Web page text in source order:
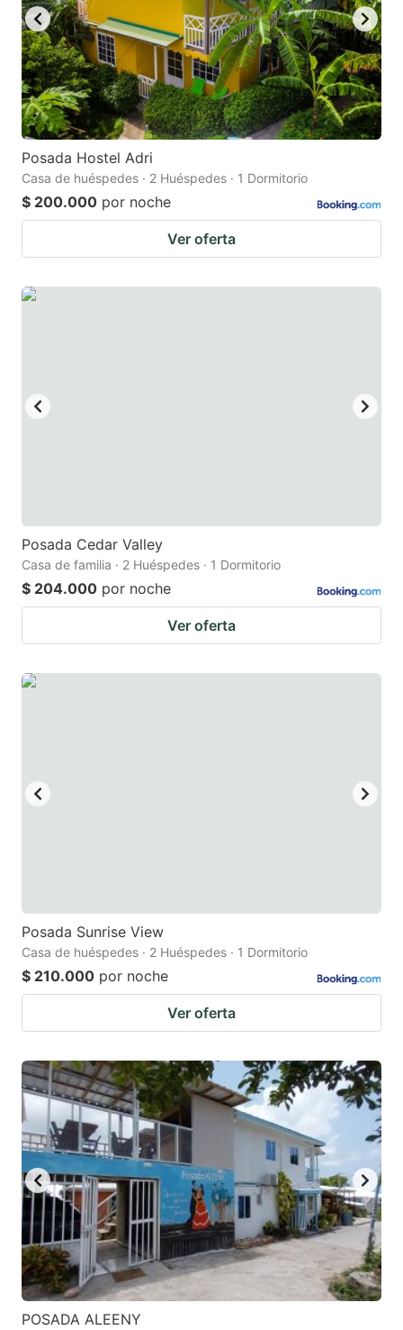
to
get
the
keyboard
shortcuts
for
changing
dates.
to
get
the
keyboard
shortcuts
changing
Posada Hostel Adri
Casa de huéspedes · 2 Huéspedes · 1 Dormitorio
$ 200.000 por noche
Ver oferta
Posada Cedar Valley
Casa de familia · 2 Huéspedes · 1 Dormitorio
$ 204.000 por noche
Ver oferta
Posada Sunrise View
Casa de huéspedes · 2 Huéspedes · 1 Dormitorio
$ 210.000 por noche
Ver oferta
POSADA ALEENY